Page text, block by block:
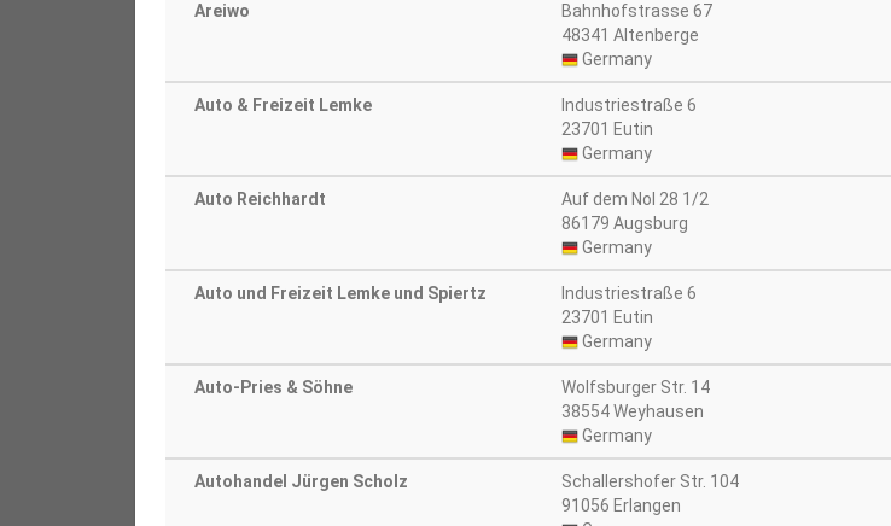
Areiwo
Bahnhofstrasse 67
48341 Altenberge
Germany
Auto & Freizeit Lemke
Industriestraße 6
23701 Eutin
Germany
Auto Reichhardt
Auf dem Nol 28 1/2
86179 Augsburg
Germany
Auto und Freizeit Lemke und Spiertz
Industriestraße 6
23701 Eutin
Germany
Auto-Pries & Söhne
Wolfsburger Str. 14
38554 Weyhausen
Germany
Autohandel Jürgen Scholz
Schallershofer Str. 104
91056 Erlangen